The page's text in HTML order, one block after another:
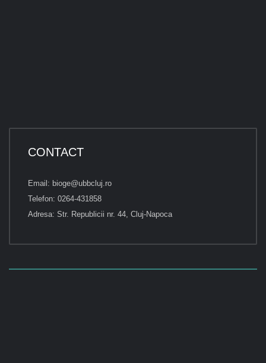
CONTACT
Email: bioge@ubbcluj.ro
Telefon: 0264-431858
Adresa: Str. Republicii nr. 44, Cluj-Napoca